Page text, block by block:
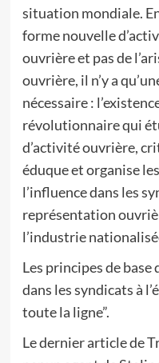
situation mondiale.
forme nouvelle
ouvrière et pas de
ouvrière, il n’y a
nécessaire :
révolutionnaire qui
d’activité ouvrière,
éduque et organise
l’influence dans les
représentation
l’industrie
Les principes de base
dans les syndicats à
toute la ligne”.
Le dernier article de